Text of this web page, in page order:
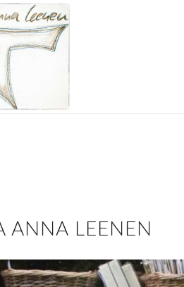
ANNA LEENEN